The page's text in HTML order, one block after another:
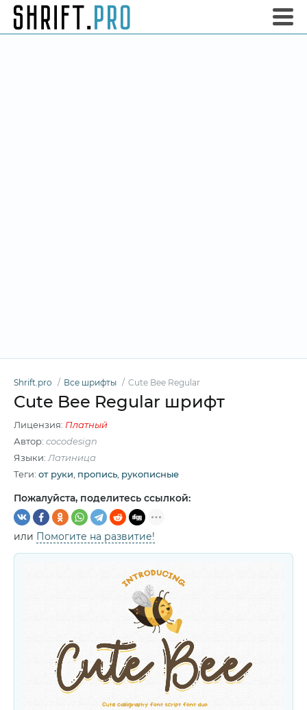
Shrift.pro Все шрифты Cute Bee Regular
Cute Bee Regular шрифт
Лицензия: Платный
Автор: cocodesign
Языки: Латиница
Теги: от руки пропись рукописные
Пожалуйста, поделитесь ссылкой:
или Помогите на развитие!